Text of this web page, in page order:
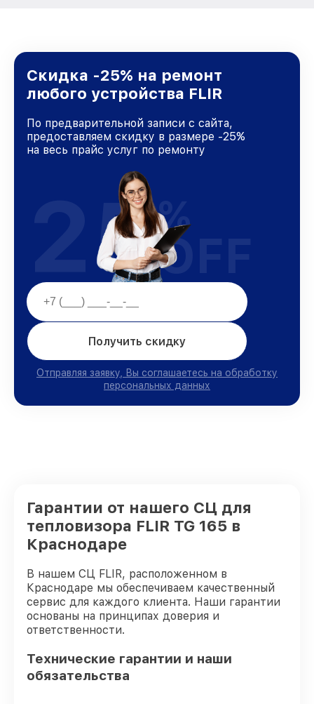
Скидка -25% на ремонт
любого устройства FLIR
По предварительной записи с сайта,
предоставляем скидку в размере -25%
на весь прайс услуг по ремонту
Получить скидку
Отправляя заявку, Вы соглашаетесь на обработку
персональных данных
25%
OFF
Гарантии от нашего СЦ для
тепловизора FLIR TG 165 в
Краснодаре
В нашем СЦ FLIR, расположенном в
Краснодаре мы обеспечиваем качественный
сервис для каждого клиента. Наши гарантии
основаны на принципах доверия и
ответственности.
Технические гарантии и наши
обязательства